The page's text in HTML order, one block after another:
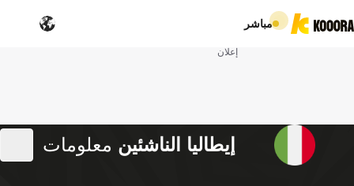
مباشر
إعلان
إيطاليا الناشئين معلومات